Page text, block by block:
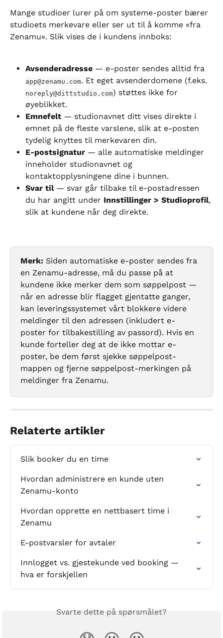
Mange studioer lurer på om systeme-poster bærer
studioets merkevare eller ser ut til å komme «fra
Zenamu». Slik vises de i kundens innboks:
Avsenderadresse — e-poster sendes alltid fra
app@zenamu.com. Et eget avsenderdomene (f.eks.
noreply@dittstudio.com) støttes ikke for
øyeblikket.
Emnefelt — studionavnet ditt vises direkte i
emnet på de fleste varslene, slik at e-posten
tydelig knyttes til merkevaren din.
E-postsignatur — alle automatiske meldinger
inneholder studionavnet og
kontaktopplysningene dine i bunnen.
Svar til — svar går tilbake til e-postadressen
du har angitt under Innstillinger > Studioprofil,
slik at kundene når deg direkte.
Merk: Siden automatiske e-poster sendes fra
en Zenamu-adresse, må du passe på at
kundene ikke merker dem som søppelpost —
når en adresse blir flagget gjentatte ganger,
kan leveringssystemet vårt blokkere videre
meldinger til den adressen (inkludert e-
poster for tilbakestilling av passord). Hvis en
kunde forteller deg at de ikke mottar e-
poster, be dem først sjekke søppelpost-
mappen og fjerne søppelpost-merkingen på
meldinger fra Zenamu.
Relaterte artikler
Slik booker du en time
Hvordan administrere en kunde uten
Zenamu-konto
Hvordan opprette en nettbasert time i
Zenamu
E-postvarsler for avtaler
Innlogget vs. gjestekunde ved booking —
hva er forskjellen
Svarte dette på spørsmålet?